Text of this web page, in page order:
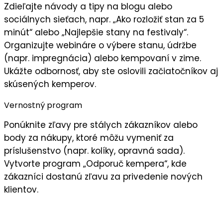
Zdieľajte návody a tipy na blogu alebo
sociálnych sieťach, napr. „Ako rozložiť stan za 5
minút“ alebo „Najlepšie stany na festivaly“.
Organizujte webináre o výbere stanu, údržbe
(napr. impregnácia) alebo kempovaní v zime.
Ukážte odbornosť, aby ste oslovili začiatočníkov aj
skúsených kemperov.
Vernostný program
Ponúknite zľavy pre stálych zákazníkov alebo
body za nákupy, ktoré môžu vymeniť za
príslušenstvo (napr. kolíky, opravná sada).
Vytvorte program „Odporuč kempera“, kde
zákazníci dostanú zľavu za privedenie nových
klientov.